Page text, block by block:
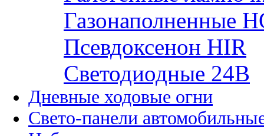
Газонаполненные
Псевдоксенон HIR
Cветодиодные 24B
Дневные ходовые огни
Свето-панели